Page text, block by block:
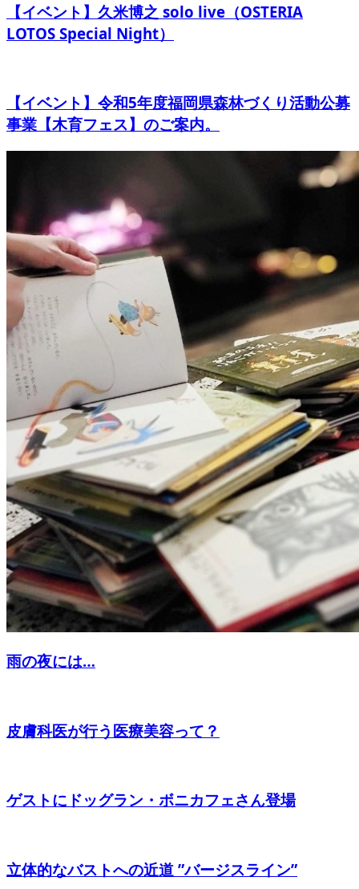
【イベント】久米博之 solo live（OSTERIA
LOTOS Special Night）
【イベント】令和5年度福岡県森林づくり活動公募
事業【木育フェス】のご案内。
雨の夜には…
皮膚科医が行う医療美容って？
ゲストにドッグラン・ボニカフェさん登場
立体的なバストへの近道 ”バージスライン”